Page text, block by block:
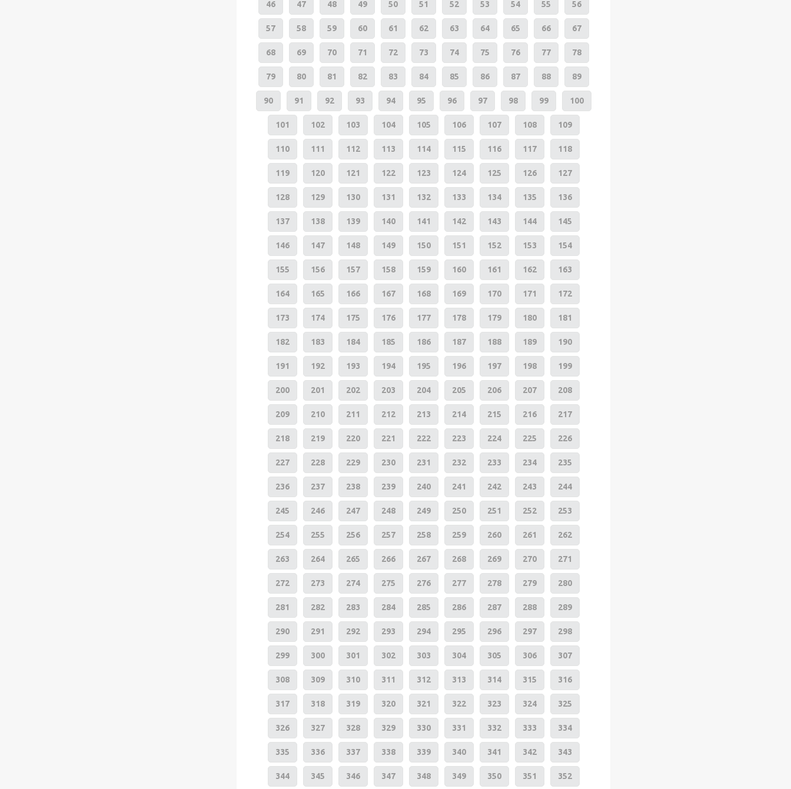
46 47 48 49 50 51 52 53 54 55 56
57 58 59 60 61 62 63 64 65 66 67
68 69 70 71 72 73 74 75 76 77 78
79 80 81 82 83 84 85 86 87 88 89
90 91 92 93 94 95 96 97 98 99 100
101 102 103 104 105 106 107 108 109
110 111 112 113 114 115 116 117 118
119 120 121 122 123 124 125 126 127
128 129 130 131 132 133 134 135 136
137 138 139 140 141 142 143 144 145
146 147 148 149 150 151 152 153 154
155 156 157 158 159 160 161 162 163
164 165 166 167 168 169 170 171 172
173 174 175 176 177 178 179 180 181
182 183 184 185 186 187 188 189 190
191 192 193 194 195 196 197 198 199
200 201 202 203 204 205 206 207 208
209 210 211 212 213 214 215 216 217
218 219 220 221 222 223 224 225 226
227 228 229 230 231 232 233 234 235
236 237 238 239 240 241 242 243 244
245 246 247 248 249 250 251 252 253
254 255 256 257 258 259 260 261 262
263 264 265 266 267 268 269 270 271
272 273 274 275 276 277 278 279 280
281 282 283 284 285 286 287 288 289
290 291 292 293 294 295 296 297 298
299 300 301 302 303 304 305 306 307
308 309 310 311 312 313 314 315 316
317 318 319 320 321 322 323 324 325
326 327 328 329 330 331 332 333 334
335 336 337 338 339 340 341 342 343
344 345 346 347 348 349 350 351 352